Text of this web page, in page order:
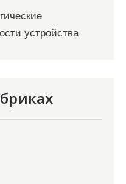
устройства